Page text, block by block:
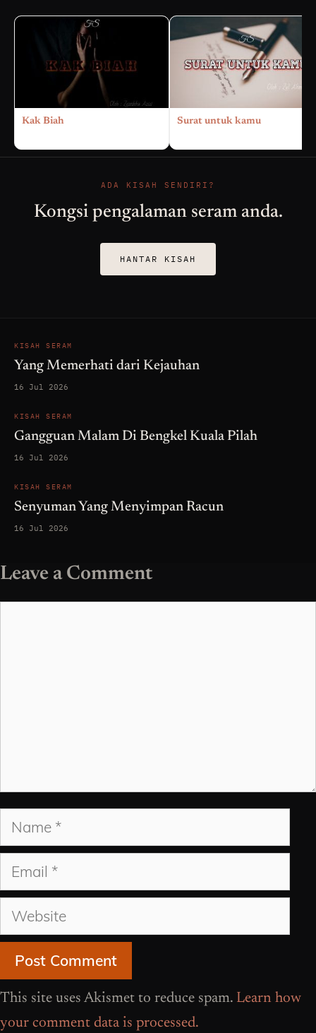
Kak Biah Surat untuk kamu
ADA KISAH SENDIRI?
Kongsi pengalaman seram anda.
HANTAR KISAH
KISAH SERAM
Yang Memerhati dari Kejauhan
16 Jul 2026
KISAH SERAM
Gangguan Malam Di Bengkel Kuala Pilah
16 Jul 2026
KISAH SERAM
Senyuman Yang Menyimpan Racun
16 Jul 2026
Leave a Comment
Name
Email
Website
This site uses Akismet to reduce spam. Learn how
your comment data is processed.